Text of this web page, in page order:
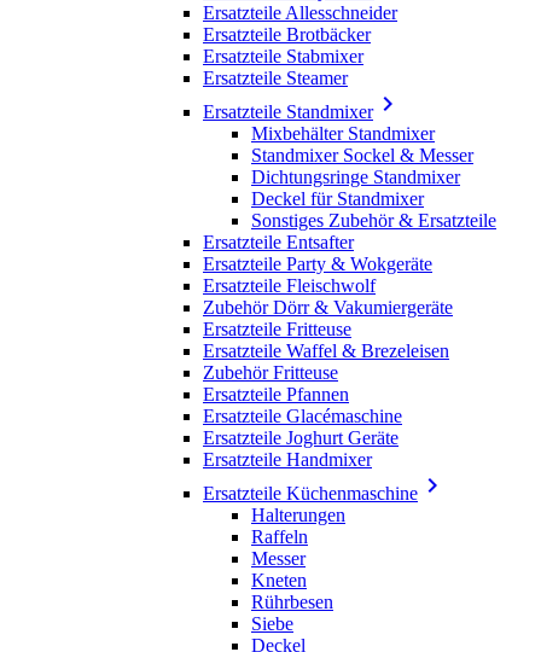
Ersatzteile Allesschneider
Ersatzteile Brotbäcker
Ersatzteile Stabmixer
Ersatzteile Steamer
Ersatzteile Standmixer
Mixbehälter Standmixer
Standmixer Sockel & Messer
Dichtungsringe Standmixer
Deckel für Standmixer
Sonstiges Zubehör & Ersatzteile
Ersatzteile Entsafter
Ersatzteile Party & Wokgeräte
Ersatzteile Fleischwolf
Zubehör Dörr & Vakumiergeräte
Ersatzteile Fritteuse
Ersatzteile Waffel & Brezeleisen
Zubehör Fritteuse
Ersatzteile Pfannen
Ersatzteile Glacémaschine
Ersatzteile Joghurt Geräte
Ersatzteile Handmixer
Ersatzteile Küchenmaschine 
Halterungen
Raffeln
Messer
Kneten
Rührbesen
Siebe
Deckel